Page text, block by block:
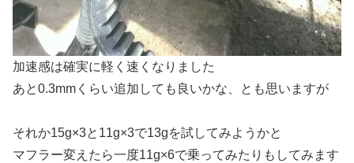
加速感は確実に軽く速くなりました
あと0.3mmくらい追加しても良いかな、とも思いますが
それか15g×3と11g×3で13gを試してみようかと
マフラー変えたら一度11g×6で乗ってみたりもしてみます